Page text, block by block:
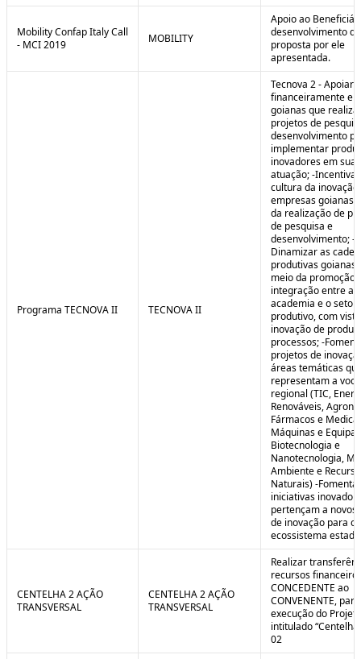
Mobility Confap Italy Call
- MCI 2019
MOBILITY
Apoio ao
desenvolvimento da
proposta por ele
apresentada.
Programa TECNOVA II TECNOVA II
Tecnova 2 - Apoiar
financeiramente
goianas que
projetos de
desenvolvimento
implementar
inovadores em sua
atuação; -
cultura da inovação
empresas goianas
da realização de
de pesquisa e
desenvolvimento; -
Dinamizar as
produtivas goianas
meio da promoção
integração entre a
academia e o setor
produtivo, com
inovação de
processos; -
projetos de
áreas temáticas
representam a
regional (TIC,
Renováveis,
Fármacos e
Máquinas e
Biotecnologia e
Nanotecnologia,
Ambiente e
Naturais) -Fomentar
iniciativas
pertençam a novos
de inovação para o
ecossistema
CENTELHA 2 AÇÃO
TRANSVERSAL
CENTELHA 2 AÇÃO
TRANSVERSAL
Realizar
recursos
CONCEDENTE ao
CONVENENTE,
execução do Projeto
intitulado
02